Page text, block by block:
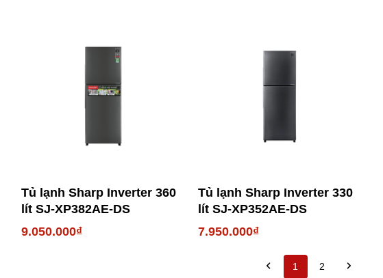
Tủ lạnh Sharp Inverter 360
lít SJ-XP382AE-DS
9.050.000₫
Tủ lạnh Sharp Inverter 330
lít SJ-XP352AE-DS
7.950.000₫
1 2